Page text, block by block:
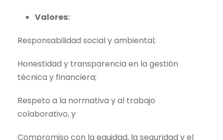
Valores:
Responsabilidad social y ambiental;
Honestidad y transparencia en la gestión
técnica y financiera;
Respeto a la normativa y al trabajo
colaborativo, y
Compromiso con la equidad, la seguridad y el